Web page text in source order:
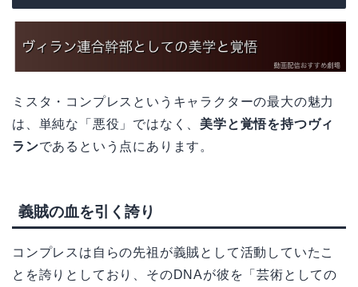
ミスタ・コンプレスというキャラクターの最大の魅力
は、単純な「悪役」ではなく、 美学と覚悟を持つヴィ
ランであるという点にあります。
義賊の血を引く誇り
コンプレスは自らの先祖が義賊として活動していたこ
とを誇りとしており、そのDNAが彼を「芸術としての